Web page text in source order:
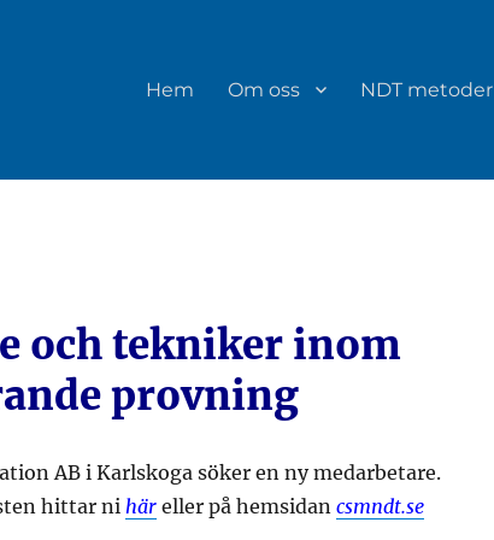
Hem Om oss NDT metoder
och tekniker inom
provning
AB i Karlskoga söker en ny medarbetare.
hittar ni häreller på hemsidan csmndt.se